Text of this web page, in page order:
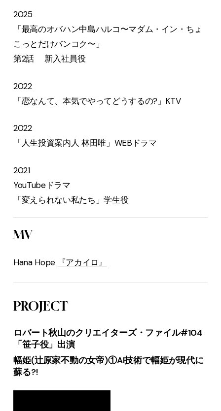
2025
「最高のオバハン中島ハルコ〜マダム・イン・ちょ
こっとだけバンコク〜」
第2話 新入社員役
2022
「恋なんて、本気でやってどうするの?」KTV
2022
「人生投資案内人 林田唯」WEBドラマ
2021
YouTubeドラマ
「変えられない私たち」学生役
MV
Hana Hope 『アカイロ』
PROJECT
ロバート秋山のクリエイターズ・ファイル#104
「笹子役」出演
幅姫(辻原家不動の女帝)①AI技術で幅姫が現代に
蘇る?!